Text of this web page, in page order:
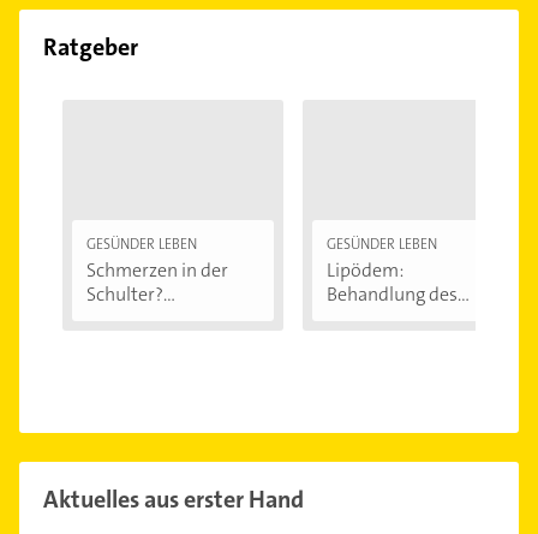
Ratgeber
GESÜNDER LEBEN
Schmerzen in der
Schulter?
GESÜNDER LEBEN
Lipödem:
Behandlung des
Aktuelles aus erster Hand